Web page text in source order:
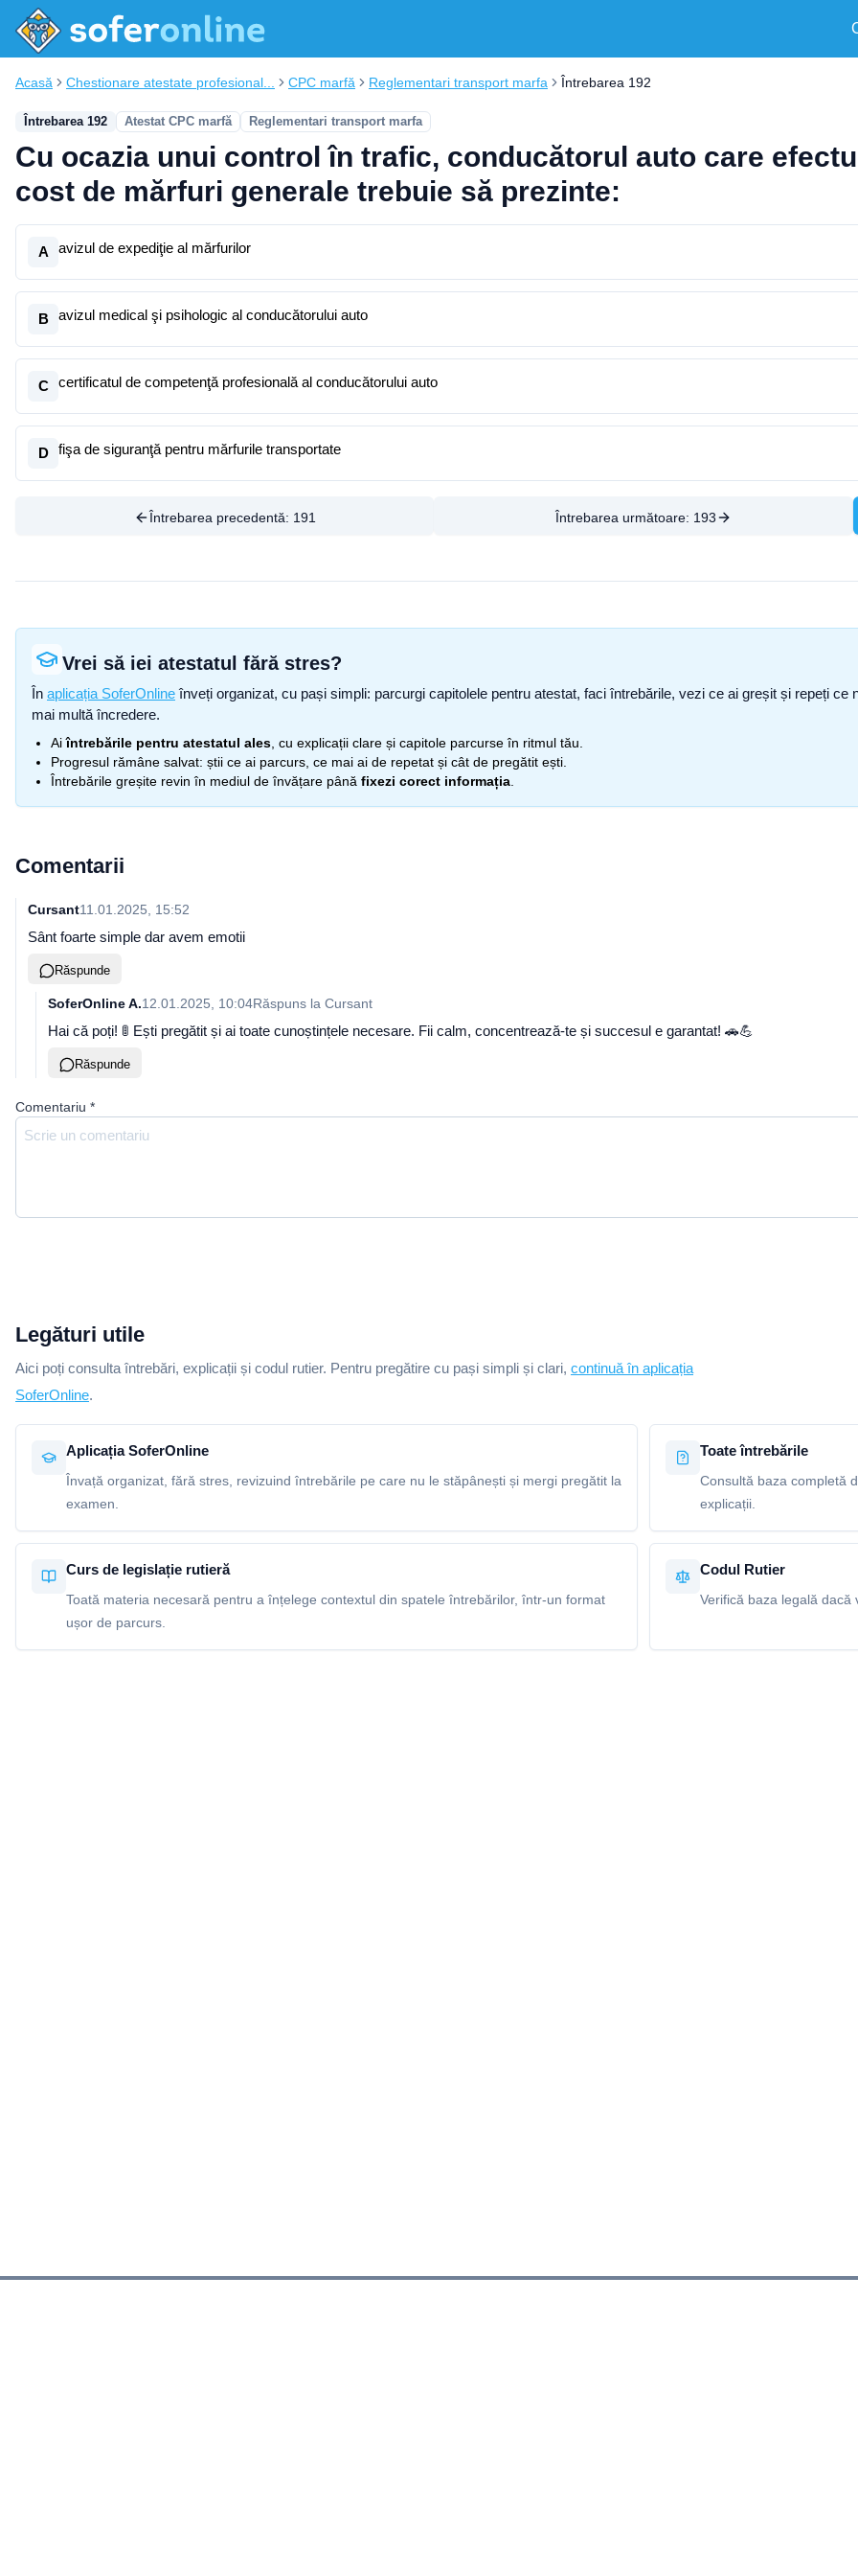
Acasă Chestionare atestate profesional... CPC marfă Reglementari transport marfa Întrebarea 192
Întrebarea 192 Atestat CPC marfă Reglementari transport marfa
Cu ocazia unui control în trafic, conducătorul auto care
cost de mărfuri generale trebuie să prezinte:
A avizul de expediţie al mărfurilor
B avizul medical şi psihologic al conducătorului auto
C certificatul de competenţă profesională al conducătorului auto
D fişa de siguranţă pentru mărfurile transportate
Întrebarea precedentă: 191 Întrebarea următoare: 193
Vrei să iei atestatul fără stres?
În aplicația SoferOnline înveți organizat, cu pași simpli: parcurgi capitolele pentru atestat, faci întrebările, vezi ce ai greșit și repeți
mai multă încredere.
Aiîntrebările pentru atestatul ales , cu explicații clare și capitole parcurse în ritmul tău.
Progresul rămâne salvat: știi ce ai parcurs, ce mai ai de repetat și cât de pregătit ești.
Întrebările greșite revin în mediul de învățare până fixezi corect informația
Comentarii
Cursant11.01.2025, 15:52
Sânt foarte simple dar avem emotii
Răspunde
SoferOnline A.12.01.2025, 10:04Răspuns la Cursant
Hai că poți! 🚦 Ești pregătit și ai toate cunoștințele necesare. Fii calm, concentrează-te și succesul e garantat! 🚗💪
Răspunde
Comentariu *
Legături utile
Aici poți consulta întrebări, explicații și codul rutier. Pentru pregătire cu pași simpli și clari, continuă în aplicația
SoferOnline.
Aplicația SoferOnline
Învață organizat, fără stres, revizuind întrebările pe care nu le stăpânești și mergi pregătit la
examen.
Toate întrebările
Consultă baza completă
explicații.
Curs de legislație rutieră
Toată materia necesară pentru a înțelege contextul din spatele întrebărilor, într-un format
ușor de parcurs.
Codul Rutier
Verifică baza legală dacă